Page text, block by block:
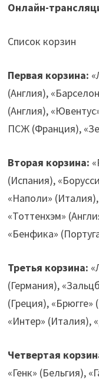
Онлайн-
Список корзин
Первая корзина:
(Англия),
(Англия),
ПСЖ (Франция),
Вторая корзина:
(Испания),
«Наполи»
«Тоттенхэм»
«Бенфика»
Третья корзина:
(Германия),
(Греция), «Брюгге»
«Интер» (Италия),
Четвертая
«Генк» (Бельгия),